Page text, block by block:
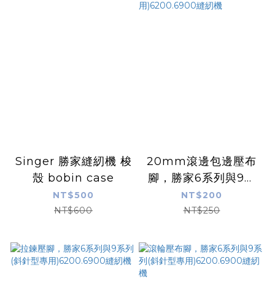
Singer 勝家縫紉機 梭
殼 bobin case
NT$500
NT$600
20mm滾邊包邊壓布
腳，勝家6系列與9系
列(斜針型專
用)6200.6900縫紉機
NT$200
NT$250